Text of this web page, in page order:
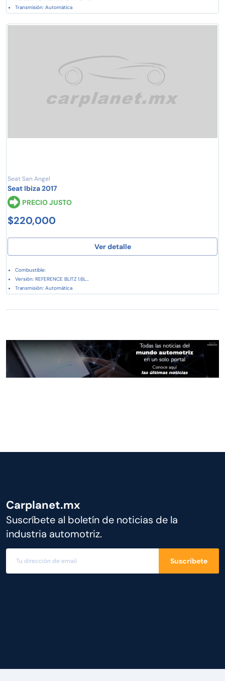
Transmisión: Automática
Seat San Angel
Seat Ibiza 2017
PRECIO JUSTO
$220,000
Ver detalle
Combustible:
Versión: REFERENCE BLITZ 1.6L...
Transmisión: Automática
Carplanet.mx
Suscríbete al boletín de noticias de la
industria automotriz.
Suscríbete